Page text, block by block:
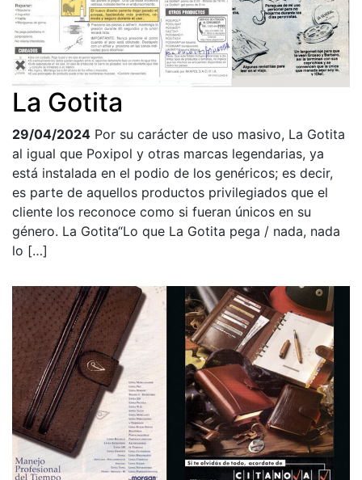
La Gotita
29/04/2024 Por su carácter de uso masivo, La Gotita
al igual que Poxipol y otras marcas legendarias, ya
está instalada en el podio de los genéricos; es decir,
es parte de aquellos productos privilegiados que el
cliente los reconoce como si fueran únicos en su
género. La Gotita“Lo que La Gotita pega / nada, nada
lo […]